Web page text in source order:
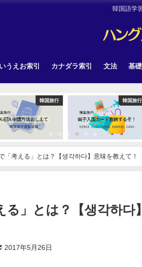
韓国語学
うえお索引 カナダラ索引 文法 基礎
韓国旅行
「考える」とは？【생각하다】意味を教えて！
る」とは？【생각하다
2017年5月26日